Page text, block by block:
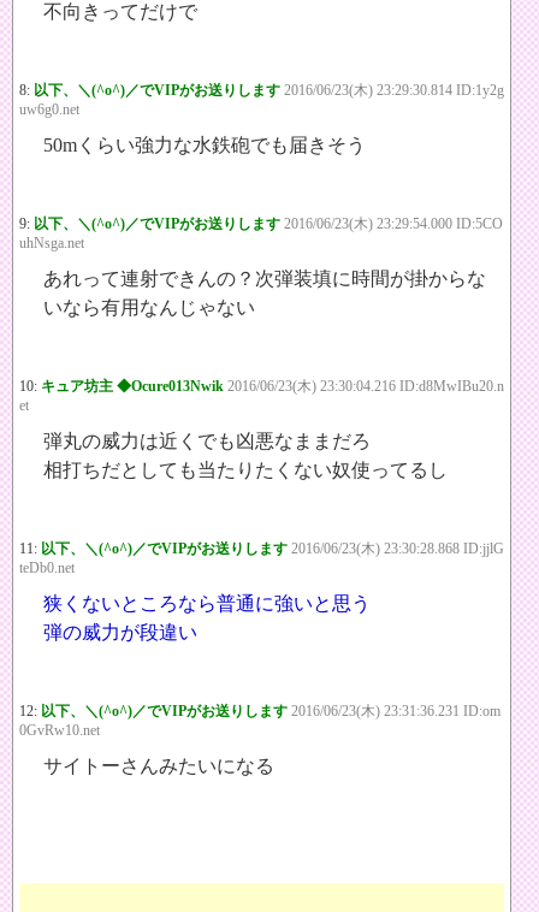
不向きってだけで
8: 以下、＼(^o^)／でVIPがお送りします 2016/06/23(木) 23:29:30.814 ID:1y2g
uw6g0.net
50mくらい強力な水鉄砲でも届きそう
9: 以下、＼(^o^)／でVIPがお送りします 2016/06/23(木) 23:29:54.000 ID:5CO
uhNsga.net
あれって連射できんの？次弾装填に時間が掛からな
いなら有用なんじゃない
10: キュア坊主 ◆Ocure013Nwik 2016/06/23(木) 23:30:04.216 ID:d8MwIBu20.n
et
弾丸の威力は近くでも凶悪なままだろ
相打ちだとしても当たりたくない奴使ってるし
11: 以下、＼(^o^)／でVIPがお送りします 2016/06/23(木) 23:30:28.868 ID:jjlG
teDb0.net
狭くないところなら普通に強いと思う
弾の威力が段違い
12: 以下、＼(^o^)／でVIPがお送りします 2016/06/23(木) 23:31:36.231 ID:om
0GvRw10.net
サイトーさんみたいになる